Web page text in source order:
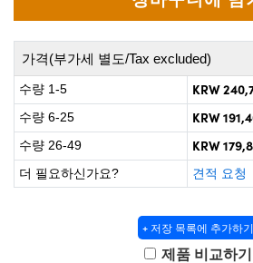
Labs™
Gratings™
가격(부가세 별도/Tax excluded)
수량 1-5 KRW
수량 6-25
KRW
수량 26-49
KRW
더 필요하신가요?
견적 요청
+ 저장 목록에 추가하기
제품 비교하기